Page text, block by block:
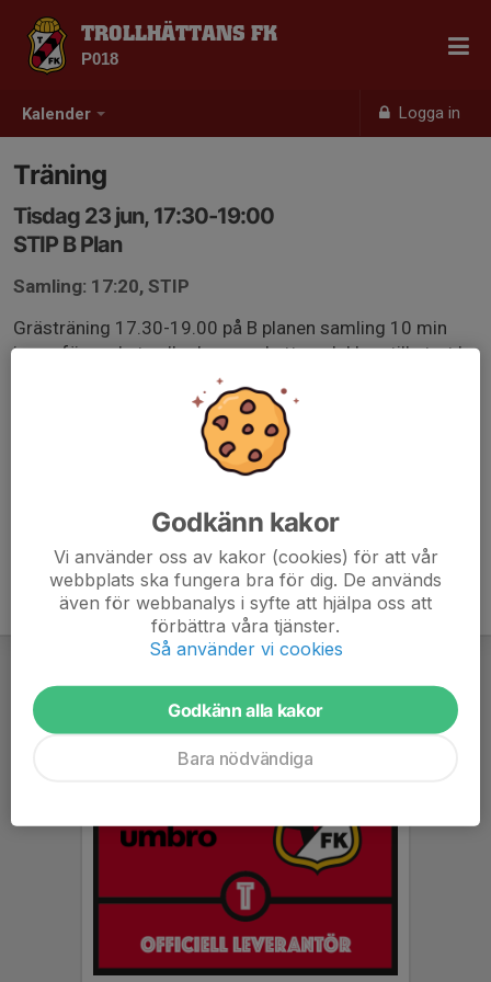
Kalender Logga in
TROLLHÄTTANS FK
P018
Träning
Tisdag 23 jun, 17:30-19:00
STIP B Plan
Samling: 17:20, STIP
Grästräning 17.30-19.00 på B planen samling 10 min
innan för ombyte eller kom ombytta och klara till start !
Glöm ej : Fotbollsskor, benskydd, vattenflaska.
Godkänn kakor
Vi använder oss av kakor (cookies) för att vår
webbplats ska fungera bra för dig. De används
även för webbanalys i syfte att hjälpa oss att
förbättra våra tjänster.
Så använder vi cookies
Godkänn alla kakor
Bara nödvändiga